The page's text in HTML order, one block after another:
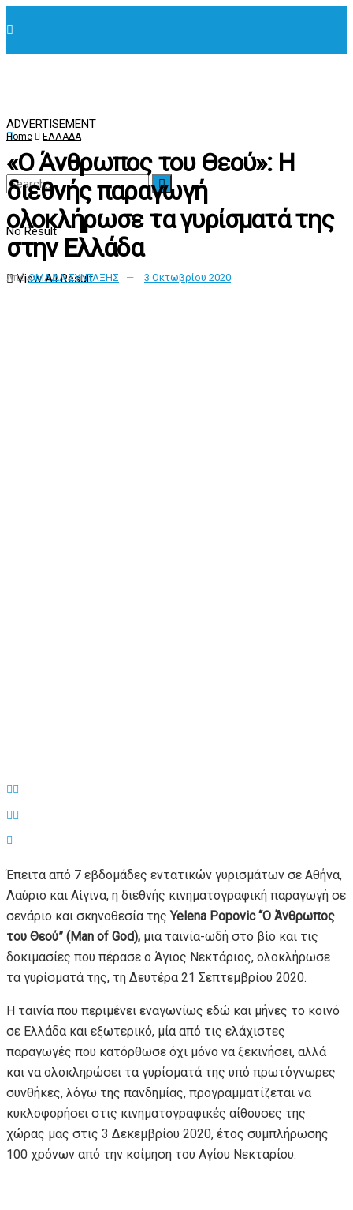
No Result
View All Result
ADVERTISEMENT
Home ΕΛΛΑΔΑ
«Ο Άνθρωπος του Θεού»: Η
διεθνής παραγωγή
ολοκλήρωσε τα γυρίσματά της
στην Ελλάδα
Από ΟΜΑΔΑ ΣΥΝΤΑΞΗΣ 3 Οκτωβρίου 2020
Έπειτα από 7 εβδομάδες εντατικών γυρισμάτων σε Αθήνα,
Λαύριο και Αίγινα, η διεθνής κινηματογραφική παραγωγή σε
σενάριο και σκηνοθεσία της Yelena Popovic “Ο Άνθρωπος
του Θεού” (Man of God), μια ταινία-ωδή στο βίο και τις
δοκιμασίες που πέρασε ο Άγιος Νεκτάριος, ολοκλήρωσε
τα γυρίσματά της, τη Δευτέρα 21 Σεπτεμβρίου 2020.
Η ταινία που περιμένει εναγωνίως εδώ και μήνες το κοινό
σε Ελλάδα και εξωτερικό, μία από τις ελάχιστες
παραγωγές που κατόρθωσε όχι μόνο να ξεκινήσει, αλλά
και να ολοκληρώσει τα γυρίσματά της υπό πρωτόγνωρες
συνθήκες, λόγω της πανδημίας, προγραμματίζεται να
κυκλοφορήσει στις κινηματογραφικές αίθουσες της
χώρας μας στις 3 Δεκεμβρίου 2020, έτος συμπλήρωσης
100 χρόνων από την κοίμηση του Αγίου Νεκταρίου.